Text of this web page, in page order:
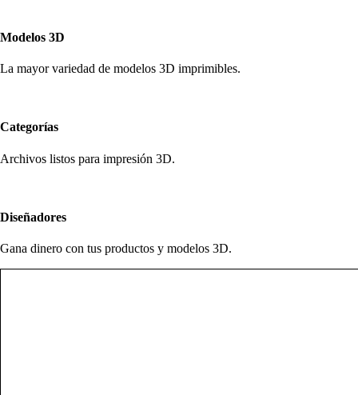
Modelos 3D
La mayor variedad de modelos 3D imprimibles.
Categorías
Archivos listos para impresión 3D.
Diseñadores
Gana dinero con tus productos y modelos 3D.